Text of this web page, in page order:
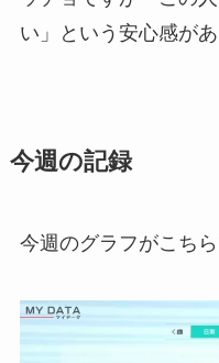
い」という安心感があ
今週の記録
今週のグラフがこちら